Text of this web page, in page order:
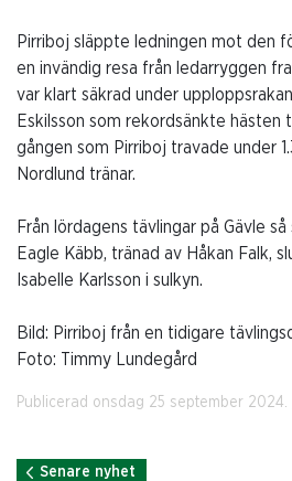
Pirriboj släppte ledningen mot den
en invändig resa från ledarryggen
var klart säkrad under
Eskilsson som rekordsänkte hästen
gången som Pirriboj travade under
Nordlund tränar.
Från lördagens tävlingar på Gävle
Eagle Käbb, tränad av Håkan Falk,
Isabelle Karlsson i sulkyn.
Bild: Pirriboj från en tidigare
Foto: Timmy Lundegård
Publicerad onsdag 25 september 2024.
Senare nyhet